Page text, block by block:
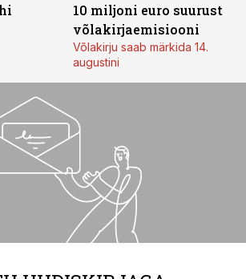
10 miljoni euro suurust
võlakirjaemisiooni
Võlakirju saab märkida 14.
augustini